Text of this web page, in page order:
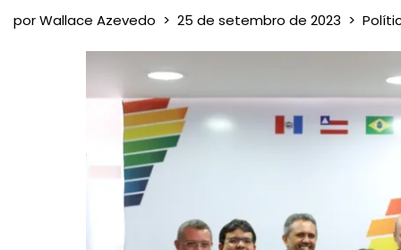
porWallace Azevedo 25 de setembro de 2023